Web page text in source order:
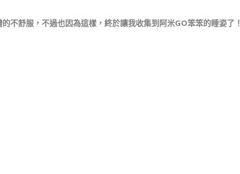
不舒服，不過也因為這樣，終於讓我收集到阿米GO笨笨的睡姿了！